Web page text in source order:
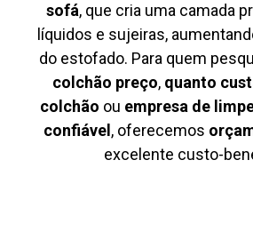
sofá, que cria uma camada
líquidos e sujeiras,
do estofado. Para quem
colchão preço, quanto
colchão ou empresa de
confiável , oferecemos
excelente custo-